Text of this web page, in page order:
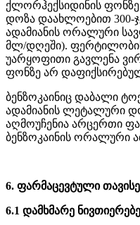
ქლორჰექსიდინის
დოზა დაახლოებით 300-
ადამიანის ორალური
მლ/დღეში).
უარყოფითი გავლენა
ფონზე არ
ბენზოკაინიც დაბალი
ადამიანის ლეტალური
აღმოუჩენია არცერთი
ბენზოკაინის ორალური
6. ფარმაცევტული
6.1 დამხმარე